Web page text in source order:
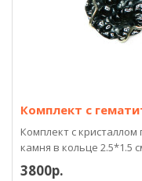
Комплект с
Комплект с
камня в кольце 2.5*1.5
3800р.